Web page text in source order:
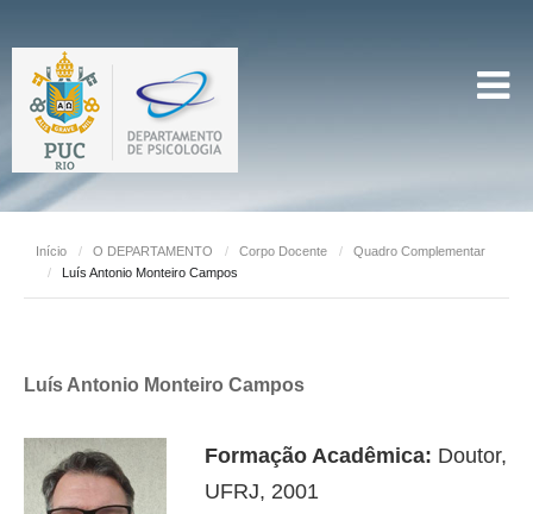
Início / O DEPARTAMENTO / Corpo Docente /
Quadro Complementar
/
Luís Antonio Monteiro Campos
Luís Antonio Monteiro Campos
Formação Acadêmica: Doutor,
UFRJ, 2001